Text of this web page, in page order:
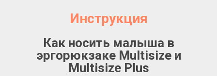
Инструкция
Как носить малыша в
эргорюкзаке Multisize и
Multisize Plus